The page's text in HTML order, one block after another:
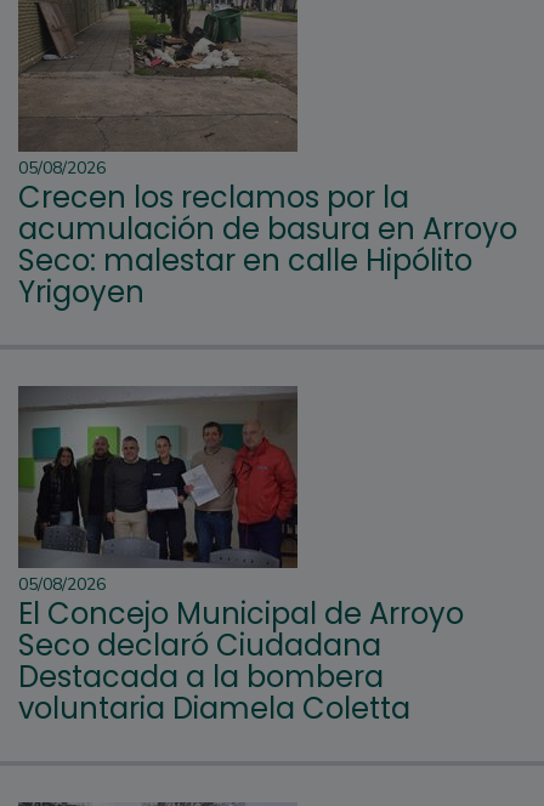
05/08/2026
Crecen los reclamos por la
acumulación de basura en Arroyo
Seco: malestar en calle Hipólito
Yrigoyen
05/08/2026
El Concejo Municipal de Arroyo
Seco declaró Ciudadana
Destacada a la bombera
voluntaria Diamela Coletta